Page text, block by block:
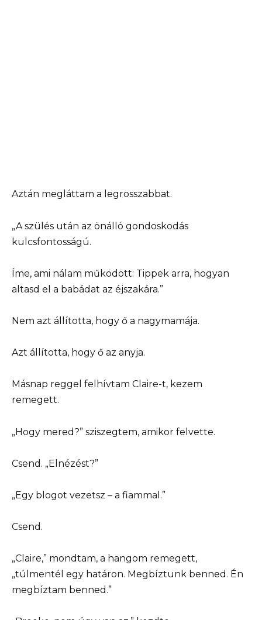
Aztán megláttam a legrosszabbat.
„A szülés után az önálló gondoskodás
kulcsfontosságú.
Íme, ami nálam működött: Tippek arra, hogyan
altasd el a babádat az éjszakára.”
Nem azt állította, hogy ő a nagymamája.
Azt állította, hogy ő az anyja.
Másnap reggel felhívtam Claire-t, kezem
remegett.
„Hogy mered?” sziszegtem, amikor felvette.
Csend. „Elnézést?”
„Egy blogot vezetsz – a fiammal.”
Csend.
„Claire,” mondtam, a hangom remegett,
„túlmentél egy határon. Megbíztunk benned. Én
megbíztam benned.”